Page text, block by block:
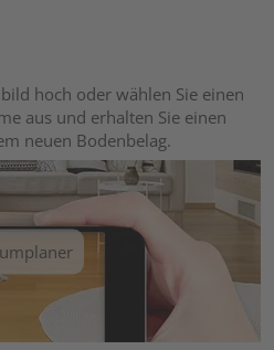
hoch oder wählen Sie einen
aus und erhalten Sie einen
neuen Bodenbelag.